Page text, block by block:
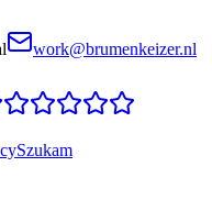
work@brumenkeizer.nl
Szukam